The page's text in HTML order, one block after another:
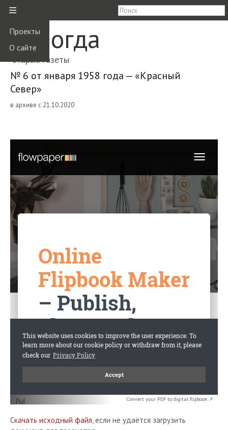
≡
Проекты
О сайте
Вологда
старые газеты
№ 6 от января 1958 года — «Красный
Север»
в архиве с 21.10.2020
Convert your PDF to digital flipbook ↗
Скачать исходный файл, если не удаётся загрузить